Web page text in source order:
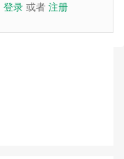
登录 或者 注册